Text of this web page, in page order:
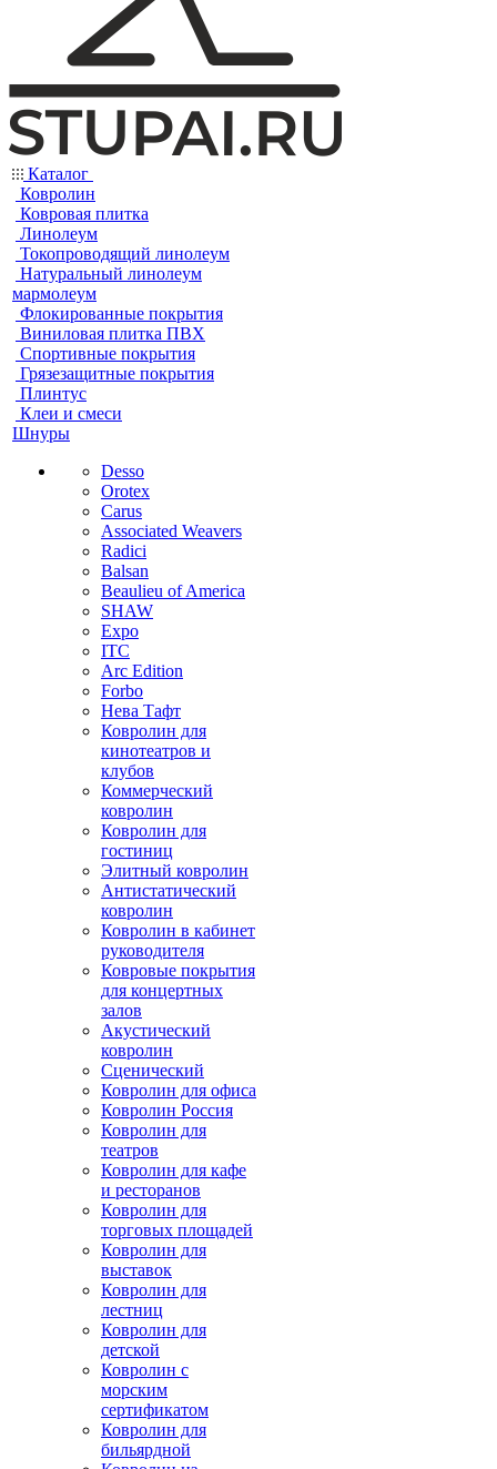
Каталог
Ковролин
Ковровая плитка
Линолеум
Токопроводящий линолеум
Натуральный линолеум
мармолеум
Флокированные покрытия
Виниловая плитка ПВХ
Спортивные покрытия
Грязезащитные покрытия
Плинтус
Клеи и смеси
Шнуры
Desso
Orotex
Carus
Associated Weavers
Radici
Balsan
Beaulieu of America
SHAW
Expo
ITC
Arc Edition
Forbo
Нева Тафт
Ковролин для
кинотеатров и
клубов
Коммерческий
ковролин
Ковролин для
гостиниц
Элитный ковролин
Антистатический
ковролин
Ковролин в кабинет
руководителя
Ковровые покрытия
для концертных
залов
Акустический
ковролин
Сценический
Ковролин для офиса
Ковролин Россия
Ковролин для
театров
Ковролин для кафе
и ресторанов
Ковролин для
торговых площадей
Ковролин для
выставок
Ковролин для
лестниц
Ковролин для
детской
Ковролин с
морским
сертификатом
Ковролин для
бильярдной